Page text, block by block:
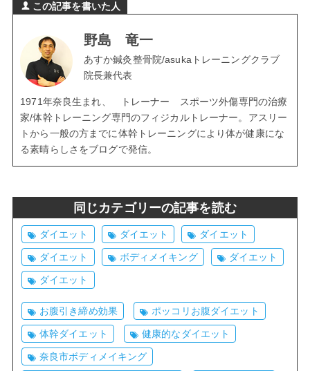
この記事を書いた人
野島 竜一
あすか鍼灸整骨院/asukaトレーニングクラブ
院長兼代表
1971年奈良生まれ、 トレーナー スポーツ外傷専門の治療
家/体幹トレーニング専門のフィジカルトレーナー。アスリー
トから一般の方までに体幹トレーニングにより体が健康にな
る素晴らしさをブログで発信。
同じカテゴリーの記事を読む
ダイエット ダイエット ダイエット
ダイエット ボディメイキング ダイエット
ダイエット
お腹引き締め効果 ポッコリお腹ダイエット
体幹ダイエット 健康的なダイエット
奈良市ボディメイキング